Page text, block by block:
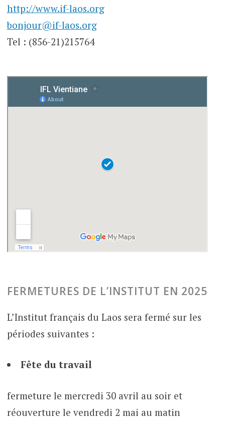
http://www.if-laos.org
bonjour@if-laos.org
Tel : (856-21)215764
FERMETURES DE L’INSTITUT EN 2025
L’Institut français du Laos sera fermé sur les
périodes suivantes :
Fête du travail
fermeture le mercredi 30 avril au soir et
réouverture le vendredi 2 mai au matin